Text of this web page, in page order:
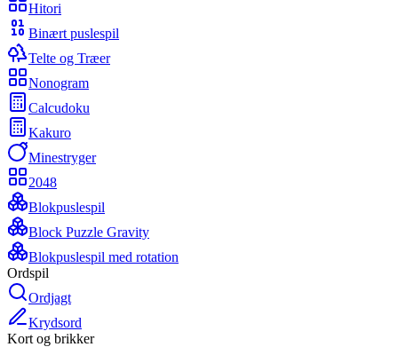
Hitori
Binært puslespil
Telte og Træer
Nonogram
Calcudoku
Kakuro
Minestryger
2048
Blokpuslespil
Block Puzzle Gravity
Blokpuslespil med rotation
Ordspil
Ordjagt
Krydsord
Kort og brikker